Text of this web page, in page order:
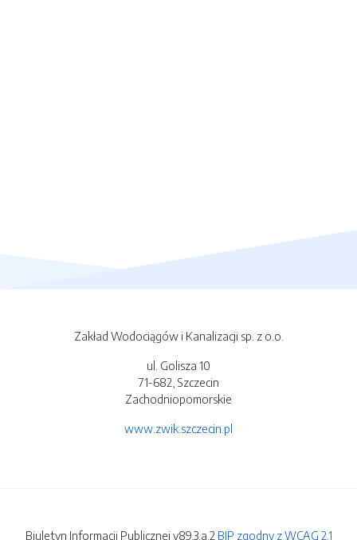
Zakład Wodociągów i Kanalizacji sp. z o.o.
ul. Golisza 10
71-682, Szczecin
Zachodniopomorskie
www.zwik.szczecin.pl
Biuletyn Informacji Publicznej v89.3.a.2 BIP zgodny z WCAG 2.1